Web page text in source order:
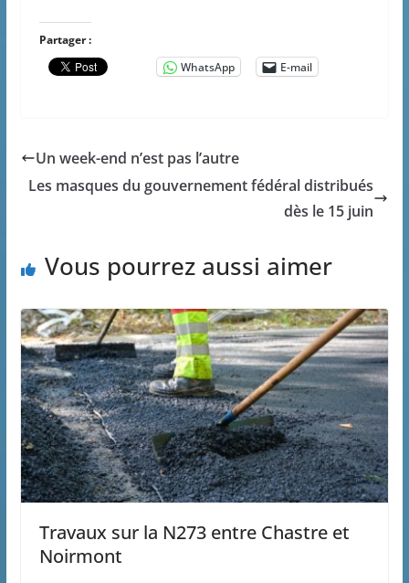
Partager :
WhatsApp
E-mail
Un week-end n’est pas l’autre
Les masques du gouvernement fédéral distribués
dès le 15 juin
Vous pourrez aussi aimer
Travaux sur la N273 entre Chastre et
Noirmont